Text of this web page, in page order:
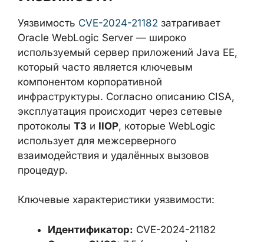
Oracle WebLogic Server — широко
используемый сервер приложений Java EE,
который часто является ключевым
компонентом корпоративной
инфраструктуры. Согласно описанию CISA,
эксплуатация происходит через сетевые
протоколыT3 иIIOP, которые WebLogic
использует для межсерверного
взаимодействия и удалённых вызовов
процедур.
Оценка CVSS:7.5 (высокая)